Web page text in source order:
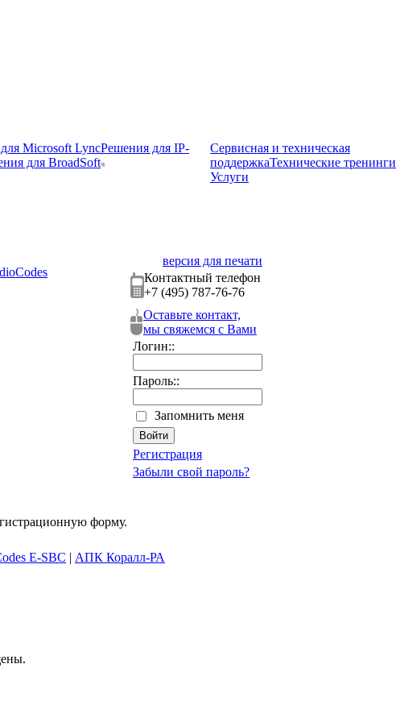
Microsoft LyncРешения для IP-
для BroadSoft
Сервисная и техническая
поддержкаТехнические тренинги
Услуги
форму.
версия для печати
Контактный телефон
+7 (495) 787-76-76
Оставьте контакт,
мы свяжемся с Вами
Логин::
Пароль::
Запомнить меня
Регистрация
Забыли свой пароль?
E-SBC | АПК Коралл-РА